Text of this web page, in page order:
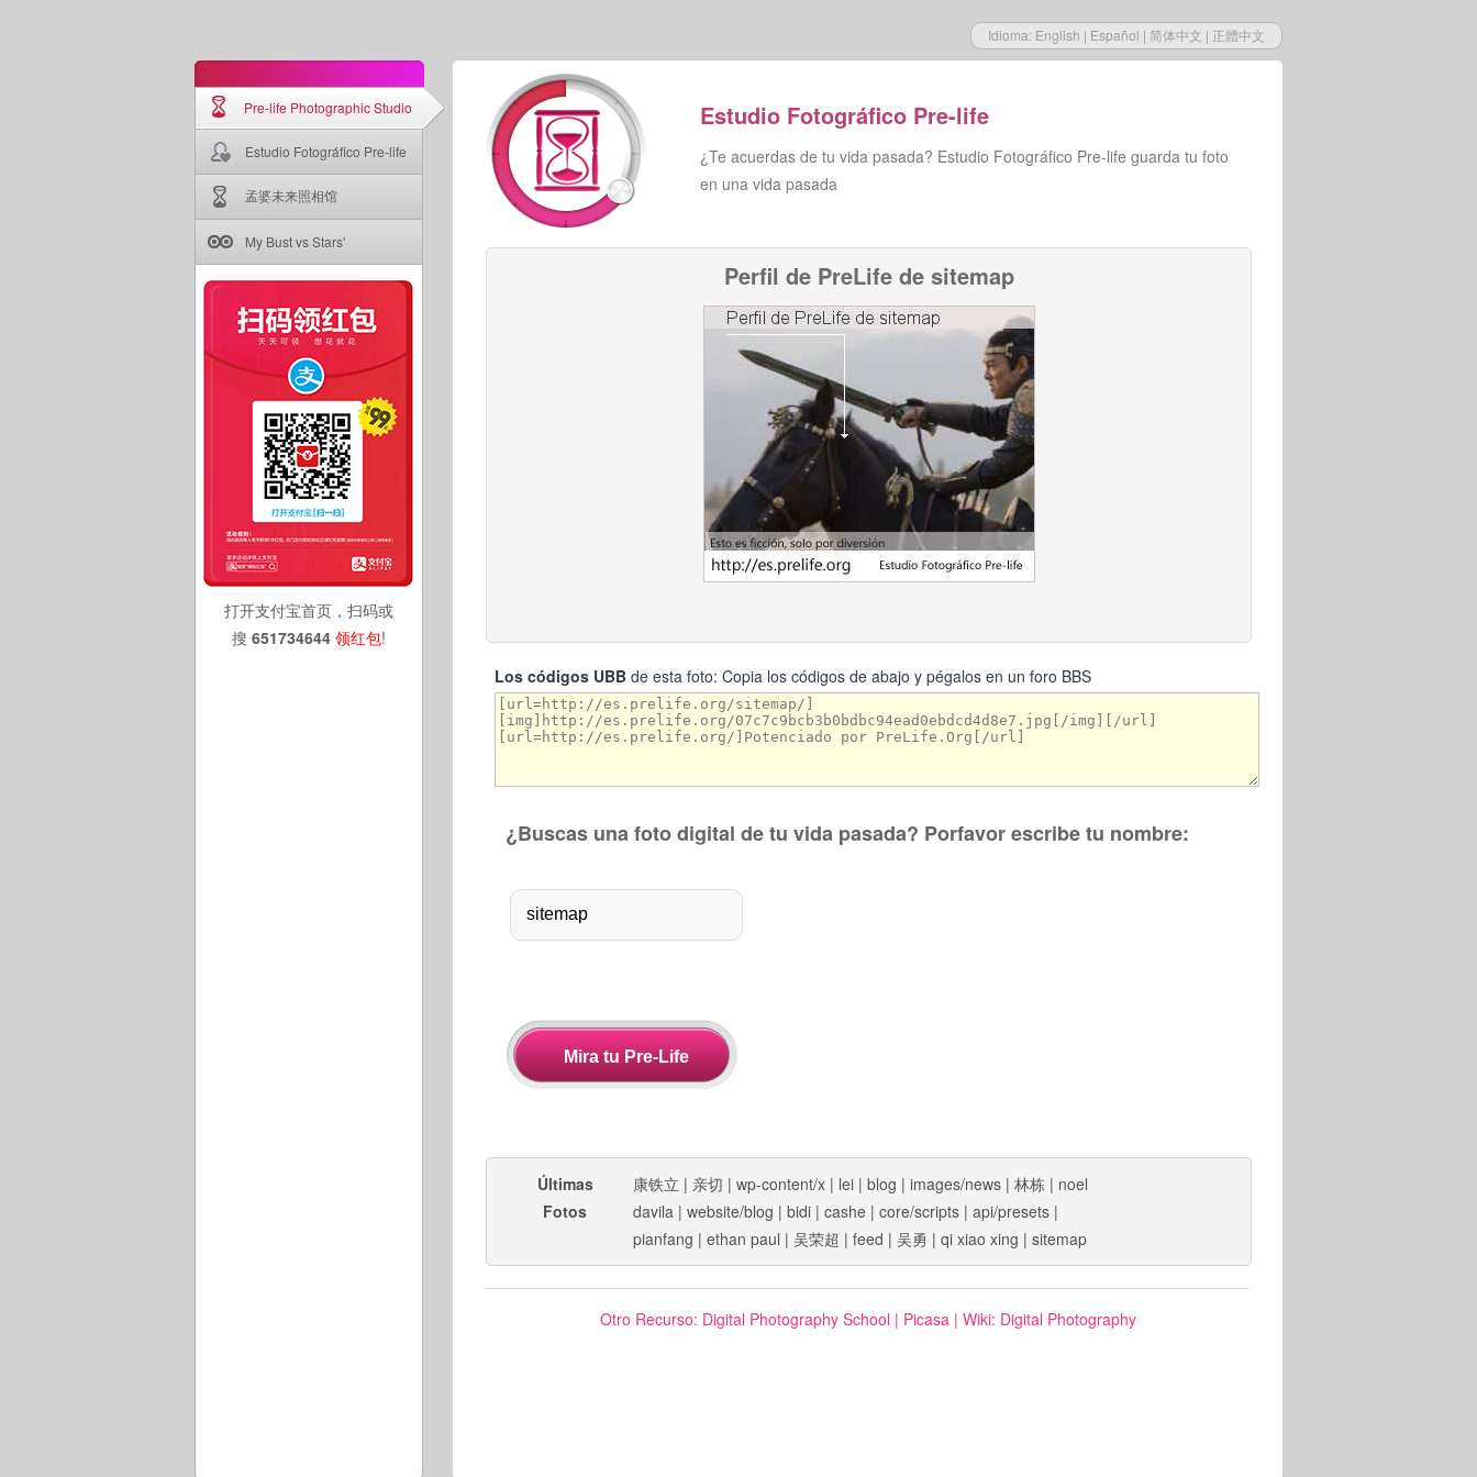
Idioma: English | Español | 简体中文 | 正體中文
Pre-life Photographic Studio
Estudio Fotográfico Pre-life
孟婆未来照相馆
My Bust vs Stars'
打开支付宝首页，扫码或
搜 651734644 领红包!
Estudio Fotográfico Pre-life
¿Te acuerdas de tu vida pasada? Estudio Fotográfico Pre-life guarda tu foto
en una vida pasada
Perfil de PreLife de sitemap
Los códigos UBBde esta foto: Copia los códigos de abajo y pégalos en un foro BBS
¿Buscas una foto digital de tu vida pasada? Porfavor escribe tu nombre:
Últimas
Fotos
康铁立 | 亲切 | wp-content/x | lei | blog | images/news | 林栋 | noel
davila | website/blog | bidi | cashe | core/scripts | api/presets |
pianfang | ethan paul | 吴荣超 | feed | 吴勇 | qi xiao xing | sitemap
Otro Recurso: Digital Photography School | Picasa| Wiki: Digital Photography